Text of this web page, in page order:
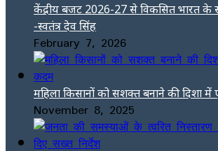
केंद्रीय बजट 2026-27 से विकसित भारत के
-स्वतंत्र देव सिंह
February 7, 2026
महिला किसानों को सशक्त बनाने की दिशा
November 8, 2025